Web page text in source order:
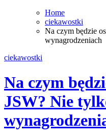
Home
ciekawostki
Na czym będzie
wynagrodzeniach
ciekawostki
Na czym
JSW? Nie